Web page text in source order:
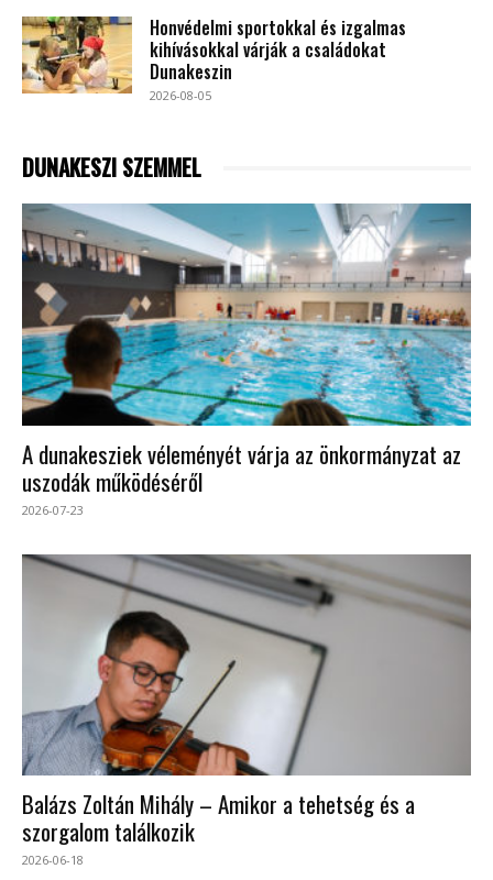
Honvédelmi sportokkal és izgalmas
kihívásokkal várják a családokat
Dunakeszin
2026-08-05
DUNAKESZI SZEMMEL
A dunakesziek véleményét várja az önkormányzat az
uszodák működéséről
2026-07-23
Balázs Zoltán Mihály – Amikor a tehetség és a
szorgalom találkozik
2026-06-18